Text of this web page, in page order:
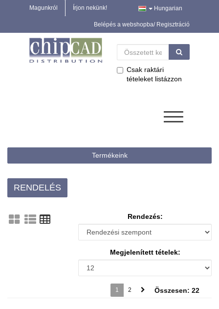
Magunkról Írjon nekünk! Hungarian
Belépés a webshopba/ Regisztráció
Csak raktári
tételeket listázzon
Termékeink
RENDELÉS
Rendezés:
Megjelenített tételek:
1 2 Összesen: 22